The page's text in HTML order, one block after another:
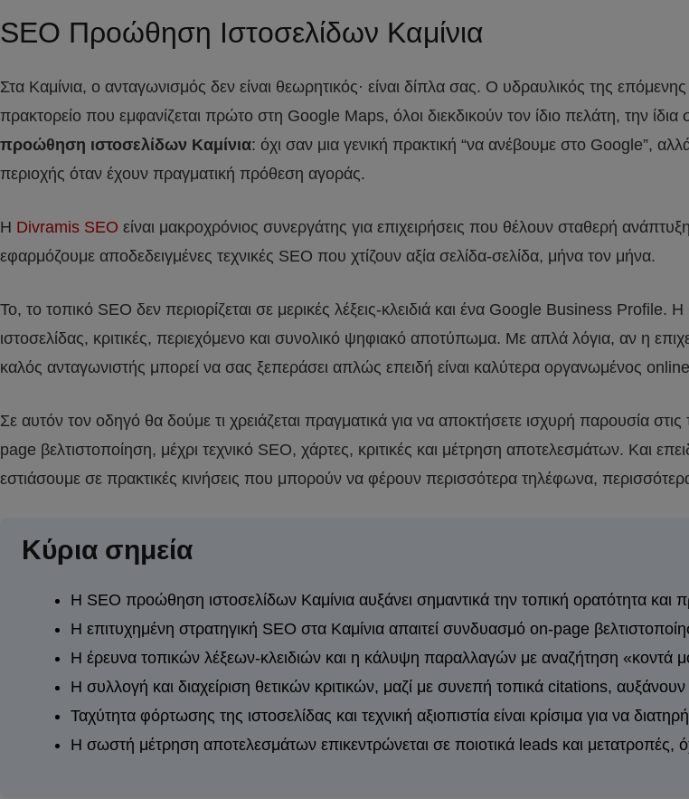
SEO Προώθηση Ιστοσελίδων Καμίνια
Στα Καμίνια, ο ανταγωνισμός δεν είναι θεωρητικός· είναι δίπλα σας. Ο υδραυλικός της
πρακτορείο που εμφανίζεται πρώτο στη Google Maps, όλοι διεκδικούν τον ίδιο πελάτη, την
προώθηση ιστοσελίδων Καμίνια: όχι σαν μια γενική πρακτική “να ανέβουμε στο Google”,
περιοχής όταν έχουν πραγματική πρόθεση αγοράς.
Η Divramis SEO είναι μακροχρόνιος συνεργάτης για επιχειρήσεις που θέλουν σταθερή
εφαρμόζουμε αποδεδειγμένες τεχνικές SEO που χτίζουν αξία σελίδα-σελίδα, μήνα τον μήνα.
Το, το τοπικό SEO δεν περιορίζεται σε μερικές λέξεις-κλειδιά και ένα Google Business Profile.
ιστοσελίδας, κριτικές, περιεχόμενο και συνολικό ψηφιακό αποτύπωμα. Με απλά λόγια, αν η
καλός ανταγωνιστής μπορεί να σας ξεπεράσει απλώς επειδή είναι καλύτερα οργανωμένος
Σε αυτόν τον οδηγό θα δούμε τι χρειάζεται πραγματικά για να αποκτήσετε ισχυρή παρουσία
page βελτιστοποίηση, μέχρι τεχνικό SEO, χάρτες, κριτικές και μέτρηση αποτελεσμάτων. Και
εστιάσουμε σε πρακτικές κινήσεις που μπορούν να φέρουν περισσότερα τηλέφωνα,
Κύρια σημεία
Η SEO προώθηση ιστοσελίδων Καμίνια αυξάνει σημαντικά την τοπική ορατότητα
Η επιτυχημένη στρατηγική SEO στα Καμίνια απαιτεί συνδυασμό on-page
Η έρευνα τοπικών λέξεων-κλειδιών και η κάλυψη παραλλαγών με αναζήτηση «κοντά
Η συλλογή και διαχείριση θετικών κριτικών, μαζί με συνεπή τοπικά citations, αυξάνουν
Ταχύτητα φόρτωσης της ιστοσελίδας και τεχνική αξιοπιστία είναι κρίσιμα για να
Η σωστή μέτρηση αποτελεσμάτων επικεντρώνεται σε ποιοτικά leads και μετατροπές,